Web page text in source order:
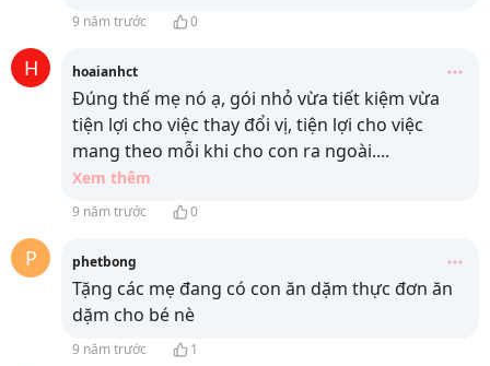
9 năm trước 0
H hoaianhct
Đúng thế mẹ nó ạ, gói nhỏ vừa tiết kiệm vừa
tiện lợi cho việc thay đổi vị, tiện lợi cho việc
mang theo mỗi khi cho con ra ngoài....
Xem thêm
9 năm trước 0
P phetbong
Tặng các mẹ đang có con ăn dặm thực đơn ăn
dặm cho bé nè
9 năm trước 1